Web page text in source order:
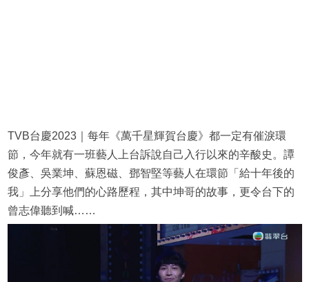
TVB台慶2023｜每年《萬千星輝賀台慶》都一定有催淚環
節，今年就有一班藝人上台訴說自己入行以來的辛酸史。譚
俊彥、吳業坤、蘇恩磁、鄧智堅等藝人在環節「給十年後的
我」上分享他們的心路歷程，其中坤哥的故事，更令台下的
曾志偉聽到喊……